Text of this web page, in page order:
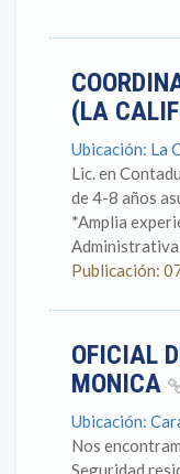
(LA
Ubicación: La
Lic. en
de 4-8 años
*Amplia
Administrativa
Publicación:
OFICIAL
MONICA
Ubicación:
Nos
Seguridad